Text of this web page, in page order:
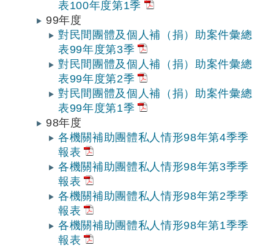
表100年度第1季
99年度
對民間團體及個人補（捐）助案件彙總
表99年度第3季
對民間團體及個人補（捐）助案件彙總
表99年度第2季
對民間團體及個人補（捐）助案件彙總
表99年度第1季
98年度
各機關補助團體私人情形98年第4季季
報表
各機關補助團體私人情形98年第3季季
報表
各機關補助團體私人情形98年第2季季
報表
各機關補助團體私人情形98年第1季季
報表